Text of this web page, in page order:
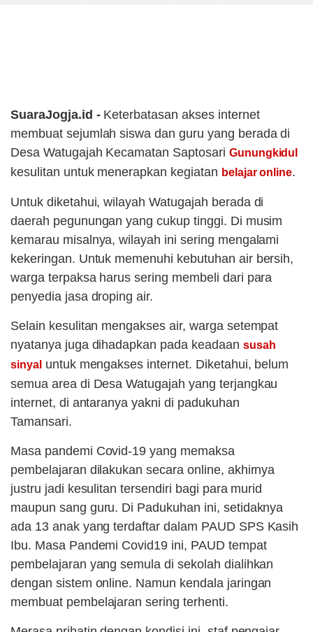
SuaraJogja.id - Keterbatasan akses internet
membuat sejumlah siswa dan guru yang berada di
Desa Watugajah Kecamatan Saptosari Gunungkidul
kesulitan untuk menerapkan kegiatan belajar online.
Untuk diketahui, wilayah Watugajah berada di
daerah pegunungan yang cukup tinggi. Di musim
kemarau misalnya, wilayah ini sering mengalami
kekeringan. Untuk memenuhi kebutuhan air bersih,
warga terpaksa harus sering membeli dari para
penyedia jasa droping air.
Selain kesulitan mengakses air, warga setempat
nyatanya juga dihadapkan pada keadaan susah
sinyal untuk mengakses internet. Diketahui, belum
semua area di Desa Watugajah yang terjangkau
internet, di antaranya yakni di padukuhan
Tamansari.
Masa pandemi Covid-19 yang memaksa
pembelajaran dilakukan secara online, akhirnya
justru jadi kesulitan tersendiri bagi para murid
maupun sang guru. Di Padukuhan ini, setidaknya
ada 13 anak yang terdaftar dalam PAUD SPS Kasih
Ibu. Masa Pandemi Covid19 ini, PAUD tempat
pembelajaran yang semula di sekolah dialihkan
dengan sistem online. Namun kendala jaringan
membuat pembelajaran sering terhenti.